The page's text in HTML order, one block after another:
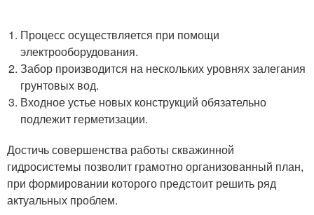
Процесс осуществляется при помощи
электрооборудования.
Забор производится на нескольких уровнях залегания
грунтовых вод.
Входное устье новых конструкций обязательно
подлежит герметизации.
Достичь совершенства работы скважинной
гидросистемы позволит грамотно организованный план,
при формировании которого предстоит решить ряд
актуальных проблем.